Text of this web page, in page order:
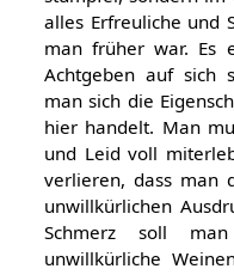
alles Erfreuliche und
man früher war. Es
Achtgeben auf sich
man sich die
hier handelt. Man
und Leid voll
verlieren, dass man
unwillkürlichen
Schmerz soll
unwillkürliche